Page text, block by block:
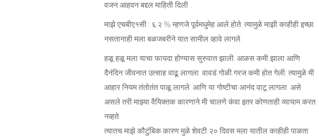
वजन आहवन बद्दल माहिती दिली .
माझे एचबीए१सी : ६.२ % म्हणजे पूर्वमधुमेह आले होते. त्यामुळे माझी काहीही इच्छा
नसतानाही मला बळजबरीने यात सामील व्हावे लागले.
हळू हळू मला याचा फायदा होण्यास सुरुवात झाली. आळस कमी झाला आणि
दैनंदिन जीवनात उत्साह वाढू लागला. वावडं गोळी गरज कमी होत गेली. त्यामुळे मी
आहार नियम तंतोतंत पाळू लागले. आणि या गोष्टीचा आनंद वाटू लागला. असे
असले तरी माझ्या वैयिक्तक कारणाने मी चालणे कंवा इतर कोणताही व्यायाम करत
नव्हते.
त्यातच माझे कौटुंबिक कारण मुळे शेवटी २० दिवस मला यातील काहीही पाळता